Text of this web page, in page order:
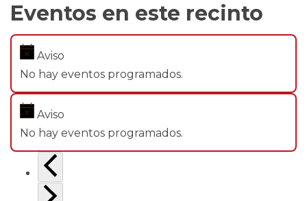
Eventos en este recinto
Aviso
No hay eventos programados.
Aviso
No hay eventos programados.